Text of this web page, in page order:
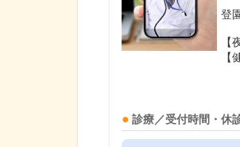
登
【
【
診療／受付時間・休